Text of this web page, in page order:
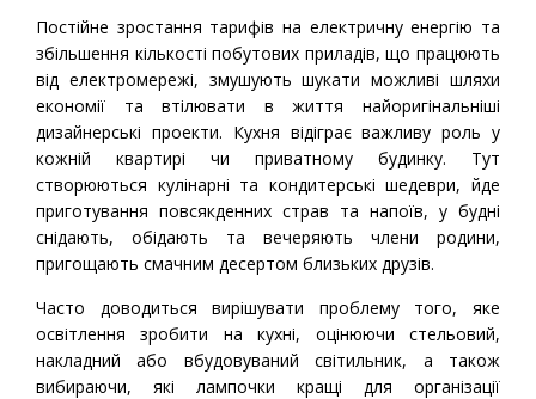
Постійне зростання тарифів на електричну енергію та
збільшення кількості побутових приладів, що працюють
від електромережі, змушують шукати можливі шляхи
економії та втілювати в життя найоригінальніші
дизайнерські проекти. Кухня відіграє важливу роль у
кожній квартирі чи приватному будинку. Тут
створюються кулінарні та кондитерські шедеври, йде
приготування повсякденних страв та напоїв, у будні
снідають, обідають та вечеряють члени родини,
пригощають смачним десертом близьких друзів.
Часто доводиться вирішувати проблему того, яке
освітлення зробити на кухні, оцінюючи стельовий,
накладний або вбудовуваний світильник, а також
вибираючи, які лампочки кращі для організації